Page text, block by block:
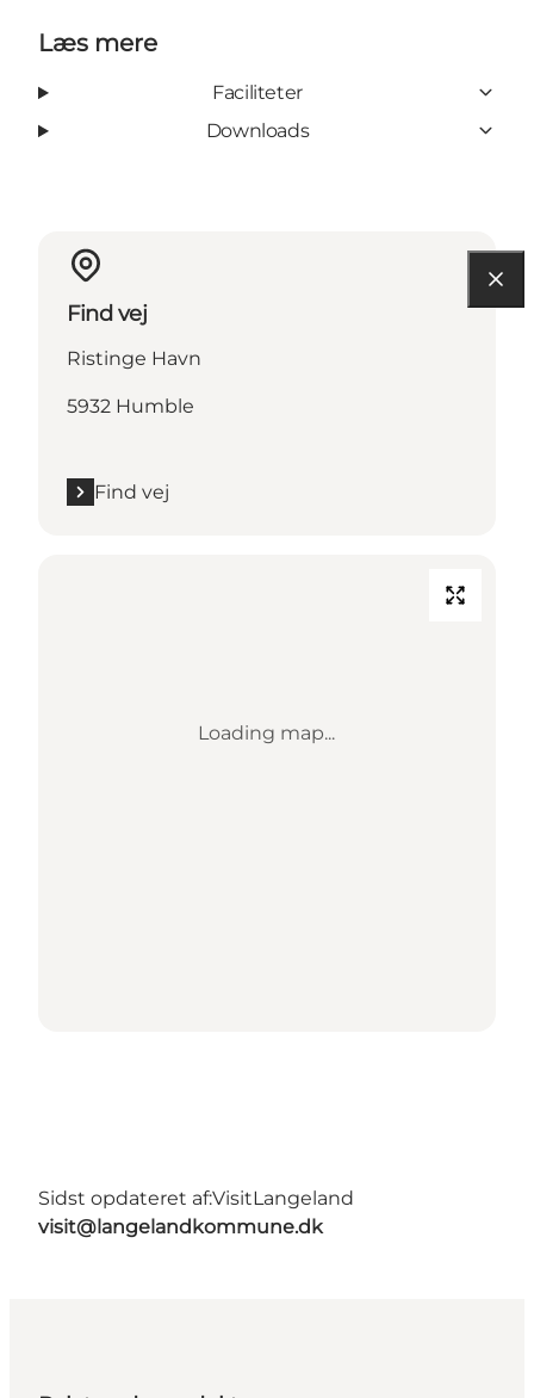
Læs mere
Faciliteter
Downloads
Find vej
Ristinge Havn
5932 Humble
Find vej
Loading map...
Sidst opdateret af:VisitLangeland
visit@langelandkommune.dk